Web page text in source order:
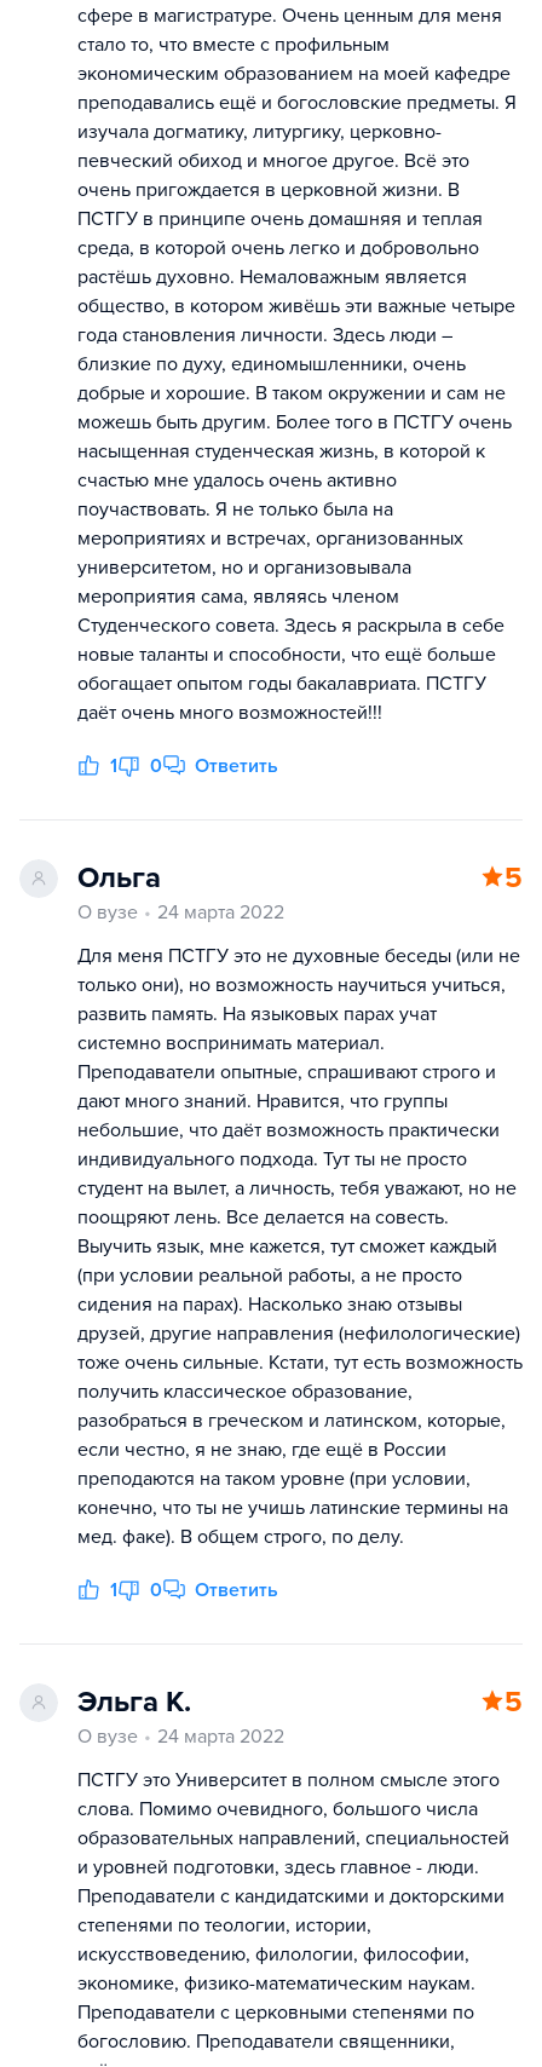
сфере в магистратуре. Очень ценным для меня
стало то, что вместе с профильным
экономическим образованием на моей кафедре
преподавались ещё и богословские предметы. Я
изучала догматику, литургику, церковно-
певческий обиход и многое другое. Всё это
очень пригождается в церковной жизни. В
ПСТГУ в принципе очень домашняя и теплая
среда, в которой очень легко и добровольно
растёшь духовно. Немаловажным является
общество, в котором живёшь эти важные четыре
года становления личности. Здесь люди –
близкие по духу, единомышленники, очень
добрые и хорошие. В таком окружении и сам не
можешь быть другим. Более того в ПСТГУ очень
насыщенная студенческая жизнь, в которой к
счастью мне удалось очень активно
поучаствовать. Я не только была на
мероприятиях и встречах, организованных
университетом, но и организовывала
мероприятия сама, являясь членом
Студенческого совета. Здесь я раскрыла в себе
новые таланты и способности, что ещё больше
обогащает опытом годы бакалавриата. ПСТГУ
даёт очень много возможностей!!!
1 0 Ответить
Ольга 5
О вузе
24 марта 2022
Для меня ПСТГУ это не духовные беседы (или не
только они), но возможность научиться учиться,
развить память. На языковых парах учат
системно воспринимать материал.
Преподаватели опытные, спрашивают строго и
дают много знаний. Нравится, что группы
небольшие, что даёт возможность практически
индивидуального подхода. Тут ты не просто
студент на вылет, а личность, тебя уважают, но не
поощряют лень. Все делается на совесть.
Выучить язык, мне кажется, тут сможет каждый
(при условии реальной работы, а не просто
сидения на парах). Насколько знаю отзывы
друзей, другие направления (нефилологические)
тоже очень сильные. Кстати, тут есть возможность
получить классическое образование,
разобраться в греческом и латинском, которые,
если честно, я не знаю, где ещё в России
преподаются на таком уровне (при условии,
конечно, что ты не учишь латинские термины на
мед. факе). В общем строго, по делу.
1 0 Ответить
Эльга К. 5
О вузе
24 марта 2022
ПСТГУ это Университет в полном смысле этого
слова. Помимо очевидного, большого числа
образовательных направлений, специальностей
и уровней подготовки, здесь главное - люди.
Преподаватели с кандидатскими и докторскими
степенями по теологии, истории,
искусствоведению, филологии, философии,
экономике, физико-математическим наукам.
Преподаватели с церковными степенями по
богословию. Преподаватели священники,